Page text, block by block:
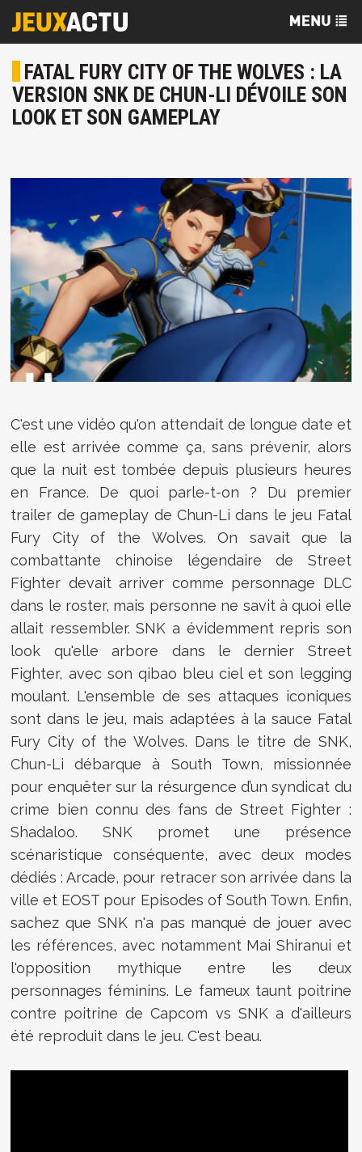
FATAL FURY CITY OF THE WOLVES : LA
VERSION SNK DE CHUN-LI DÉVOILE SON
LOOK ET SON GAMEPLAY
C'est une vidéo qu'on attendait de longue date et
elle est arrivée comme ça, sans prévenir, alors
que la nuit est tombée depuis plusieurs heures
en France. De quoi parle-t-on ? Du premier
trailer de gameplay de Chun-Li dans le jeu Fatal
Fury City of the Wolves. On savait que la
combattante chinoise légendaire de Street
Fighter devait arriver comme personnage DLC
dans le roster, mais personne ne savit à quoi elle
allait ressembler. SNK a évidemment repris son
look qu'elle arbore dans le dernier Street
Fighter, avec son qibao bleu ciel et son legging
moulant. L'ensemble de ses attaques iconiques
sont dans le jeu, mais adaptées à la sauce Fatal
Fury City of the Wolves. Dans le titre de SNK,
Chun-Li débarque à South Town, missionnée
pour enquêter sur la résurgence d’un syndicat du
crime bien connu des fans de Street Fighter :
Shadaloo. SNK promet une présence
scénaristique conséquente, avec deux modes
dédiés : Arcade, pour retracer son arrivée dans la
ville et EOST pour Episodes of South Town. Enfin,
sachez que SNK n'a pas manqué de jouer avec
les références, avec notamment Mai Shiranui et
l'opposition mythique entre les deux
personnages féminins. Le fameux taunt poitrine
contre poitrine de Capcom vs SNK a d'ailleurs
été reproduit dans le jeu. C'est beau.